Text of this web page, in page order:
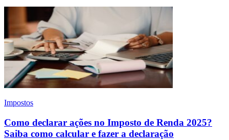
Impostos
Como declarar ações no Imposto de Renda 2025?
Saiba como calcular e fazer a declaração